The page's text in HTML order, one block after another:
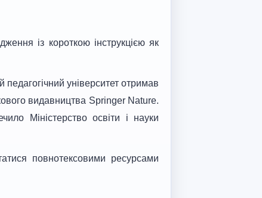
із короткою інструкцією як
університет отримав
видавництва Springer Nature.
Міністерство освіти і науки
повнотексовими ресурсами